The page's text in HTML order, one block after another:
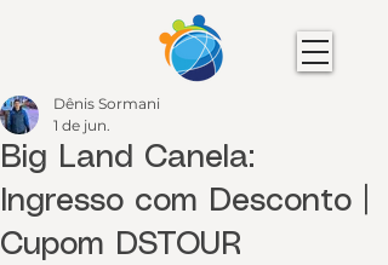
Big Land Canela:
Ingresso com Desconto |
Cupom DSTOUR
Dênis Sormani
1 de jun.